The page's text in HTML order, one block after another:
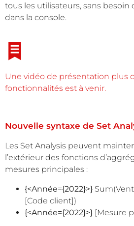
tous les utilisateurs, sans besoin
dans la console.
Une vidéo de présentation plus
fonctionnalités est à venir.
Nouvelle syntaxe de Set
Les Set Analysis peuvent
l’extérieur des fonctions
mesures principales :
{<Année={2022}>}
[Code client])
{<Année={2022}>} [Mesure